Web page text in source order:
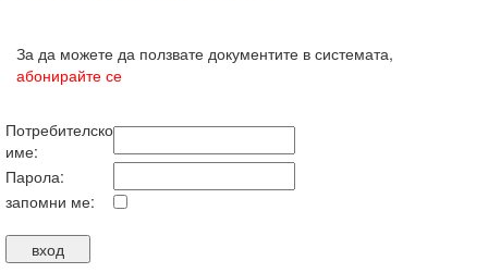
За да можете да ползвате документите в системата,
абонирайте се
Потребителско
име:
Парола:
запомни ме: